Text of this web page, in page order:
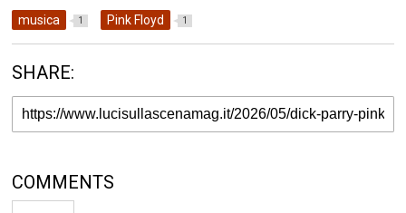
musica 1 Pink Floyd 1
SHARE:
COMMENTS